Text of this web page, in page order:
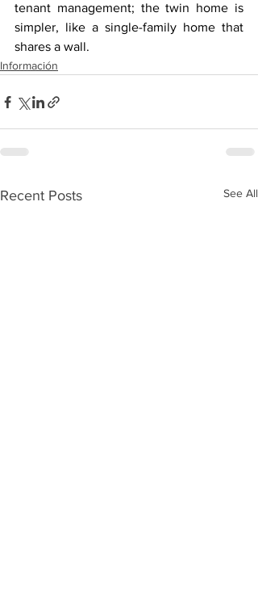
tenant management; the twin home is
simpler, like a single-family home that
shares a wall.
Información
Recent Posts See All